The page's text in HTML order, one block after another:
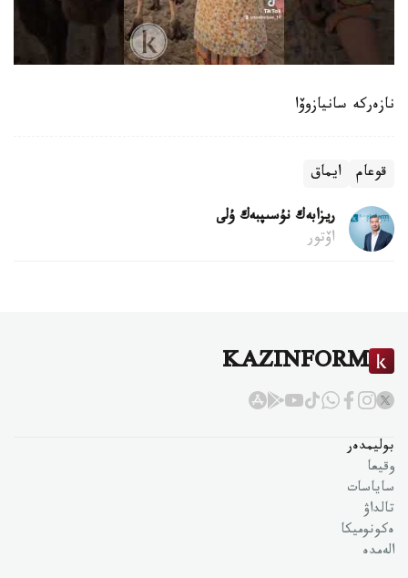
نازەركە سانيازوۆا
قوعام ايماق
ريزابەك نۇسىپبەك ۇلى
اۆتور
KAZINFORM
بوليمدەر
وقيعا
ساياسات
تالداۋ
ەكونوميكا
الەمدە